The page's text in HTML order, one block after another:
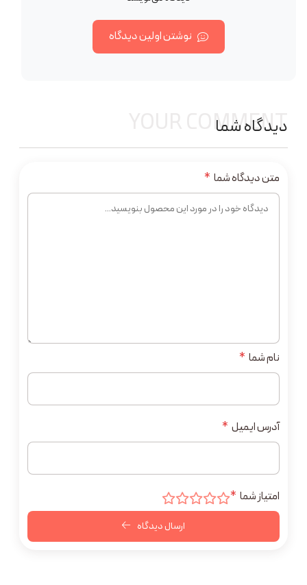
نوشتن اولین دیدگاه
دیدگاه شما
YOUR COMMENT
نام شما *
آدرس ایمیل *
امتیاز شما *
ارسال دیدگاه
متن دیدگاه شما *